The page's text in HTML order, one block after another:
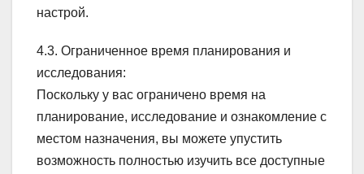
настрой.
4.3. Ограниченное время планирования и
исследования:
Поскольку у вас ограничено время на
планирование, исследование и ознакомление с
местом назначения, вы можете упустить
возможность полностью изучить все доступные